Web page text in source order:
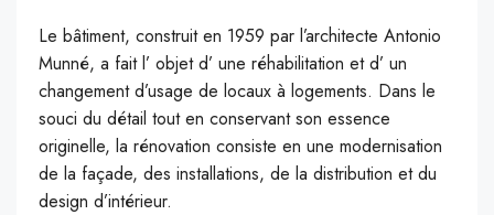
Le bâtiment, construit en 1959 par l’architecte Antonio
Munné, a fait l’ objet d’ une réhabilitation et d’ un
changement d’usage de locaux à logements. Dans le
souci du détail tout en conservant son essence
originelle, la rénovation consiste en une modernisation
de la façade, des installations, de la distribution et du
design d’intérieur.